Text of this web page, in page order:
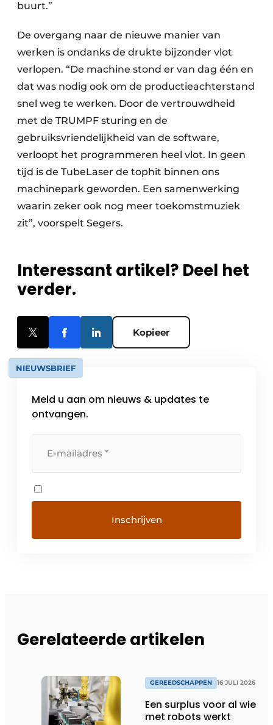
buurt.”
De overgang naar de nieuwe manier van
werken is ondanks de drukte bijzonder vlot
verlopen. “De machine stond er van dag één en
dat was nodig ook om de productieachterstand
snel weg te werken. Door de vertrouwdheid
met de TRUMPF sturing en de
gebruiksvriendelijkheid van de software,
verloopt het programmeren heel vlot. In geen
tijd is de TubeLaser de tophit binnen ons
machinepark geworden. Een samenwerking
waarin zeker ook nog meer toekomstmuziek
zit”, voorspelt Segers.
Interessant artikel? Deel het
verder.
Kopieer
NIEUWSBRIEF
Meld u aan om nieuws & updates te
ontvangen.
Gerelateerde artikelen
GEREEDSCHAPPEN 16 JULI 2026
Een surplus voor al wie
met robots werkt